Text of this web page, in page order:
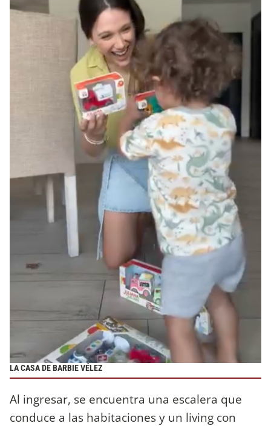
LA CASA DE BARBIE VÉLEZ
Al ingresar, se encuentra una escalera que
conduce a las habitaciones y un living con